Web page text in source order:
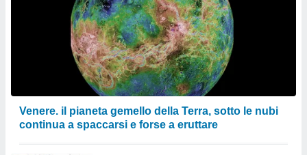
Venere. il pianeta gemello della Terra, sotto le nubi
continua a spaccarsi e forse a eruttare